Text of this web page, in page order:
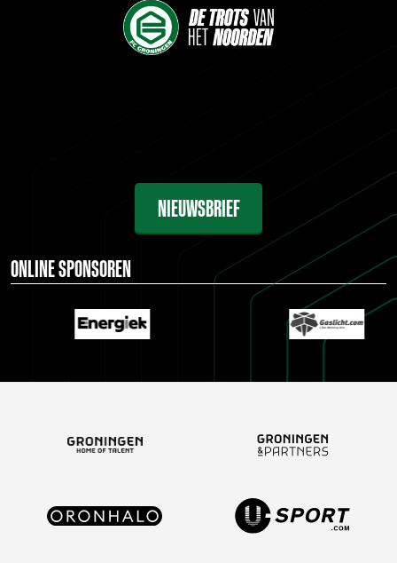
NIEUWSBRIEF
ONLINE SPONSOREN